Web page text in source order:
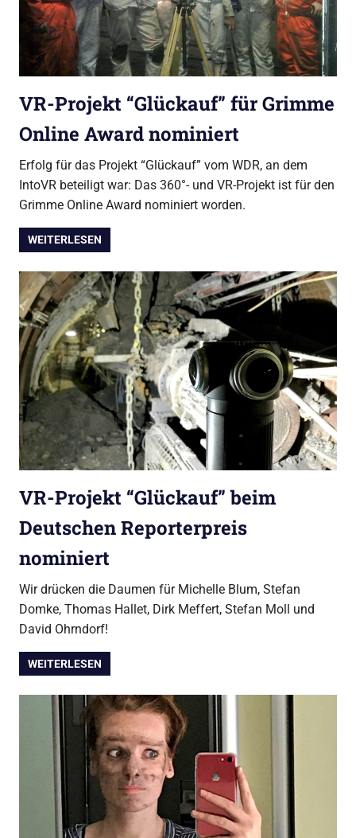
VR-Projekt “Glückauf” für Grimme
Online Award nominiert
Erfolg für das Projekt “Glückauf” vom WDR, an dem
IntoVR beteiligt war: Das 360°- und VR-Projekt ist für den
Grimme Online Award nominiert worden.
WEITERLESEN
VR-Projekt “Glückauf” beim
Deutschen Reporterpreis
nominiert
Wir drücken die Daumen für Michelle Blum, Stefan
Domke, Thomas Hallet, Dirk Meffert, Stefan Moll und
David Ohrndorf!
WEITERLESEN